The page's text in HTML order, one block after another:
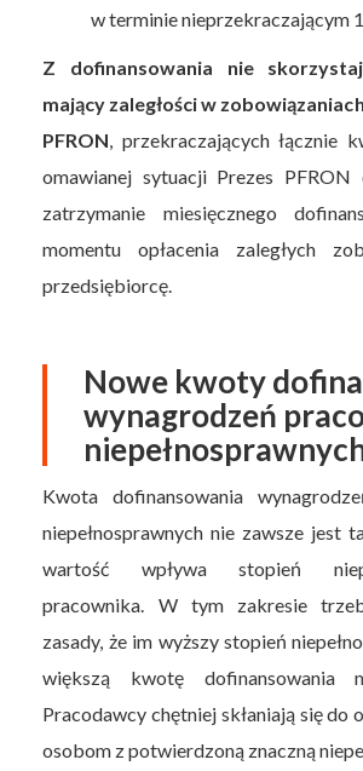
w terminie nieprzekraczającym
Z dofinansowania nie
mający zaległości w
PFRON , przekraczających łącznie
omawianej sytuacji Prezes PFRON
zatrzymanie miesięcznego
momentu opłacenia zaległych
przedsiębiorcę.
Nowe kwoty
wynagrodzeń
Kwota dofinansowania
niepełnosprawnych nie zawsze jest
wartość wpływa stopień
pracownika. W tym zakresie
zasady, że im wyższy stopień
większą kwotę dofinansowania
Pracodawcy chętniej skłaniają się do
osobom z potwierdzoną znaczną